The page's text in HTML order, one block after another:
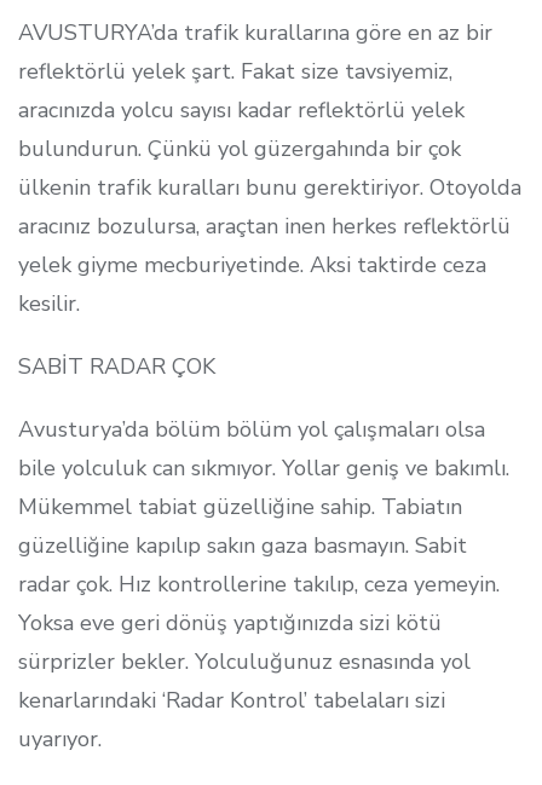
AVUSTURYA’da trafik kurallarına göre en az bir
reflektörlü yelek şart. Fakat size tavsiyemiz,
aracınızda yolcu sayısı kadar reflektörlü yelek
bulundurun. Çünkü yol güzergahında bir çok
ülkenin trafik kuralları bunu gerektiriyor. Otoyolda
aracınız bozulursa, araçtan inen herkes reflektörlü
yelek giyme mecburiyetinde. Aksi taktirde ceza
kesilir.
SABİT RADAR ÇOK
Avusturya’da bölüm bölüm yol çalışmaları olsa
bile yolculuk can sıkmıyor. Yollar geniş ve bakımlı.
Mükemmel tabiat güzelliğine sahip. Tabiatın
güzelliğine kapılıp sakın gaza basmayın. Sabit
radar çok. Hız kontrollerine takılıp, ceza yemeyin.
Yoksa eve geri dönüş yaptığınızda sizi kötü
sürprizler bekler. Yolculuğunuz esnasında yol
kenarlarındaki ‘Radar Kontrol’ tabelaları sizi
uyarıyor.